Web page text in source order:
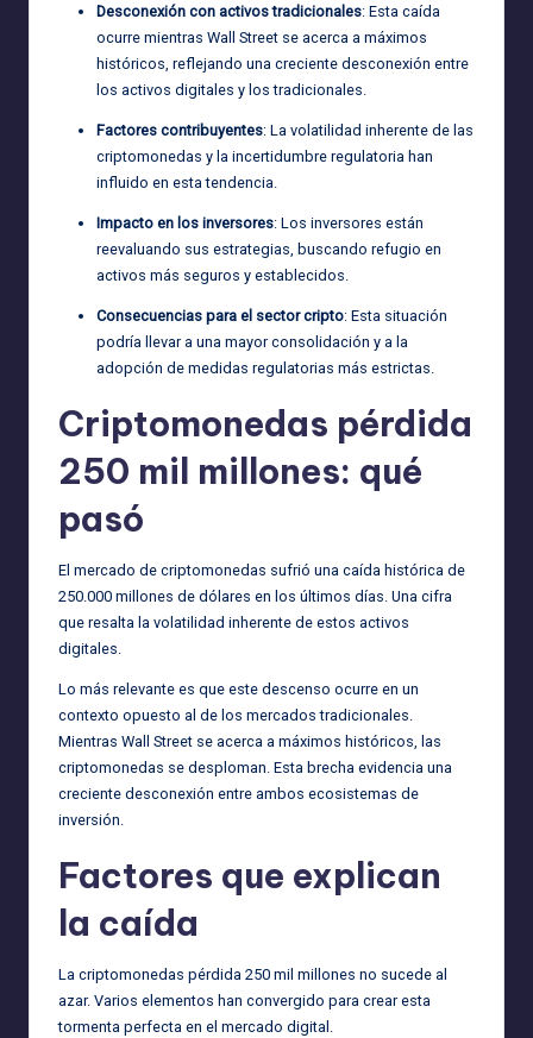
Desconexión con activos tradicionales: Esta caída
ocurre mientras Wall Street se acerca a máximos
históricos, reflejando una creciente desconexión entre
los activos digitales y los tradicionales.
Factores contribuyentes: La volatilidad inherente de las
criptomonedas y la incertidumbre regulatoria han
influido en esta tendencia.
Impacto en los inversores: Los inversores están
reevaluando sus estrategias, buscando refugio en
activos más seguros y establecidos.
Consecuencias para el sector cripto: Esta situación
podría llevar a una mayor consolidación y a la
adopción de medidas regulatorias más estrictas.
Criptomonedas pérdida
250 mil millones: qué
pasó
El mercado de criptomonedas sufrió una caída histórica de
250.000 millones de dólares en los últimos días. Una cifra
que resalta la volatilidad inherente de estos activos
digitales.
Lo más relevante es que este descenso ocurre en un
contexto opuesto al de los mercados tradicionales.
Mientras Wall Street se acerca a máximos históricos, las
criptomonedas se desploman. Esta brecha evidencia una
creciente desconexión entre ambos ecosistemas de
inversión.
Factores que explican
la caída
La criptomonedas pérdida 250 mil millones no sucede al
azar. Varios elementos han convergido para crear esta
tormenta perfecta en el mercado digital.